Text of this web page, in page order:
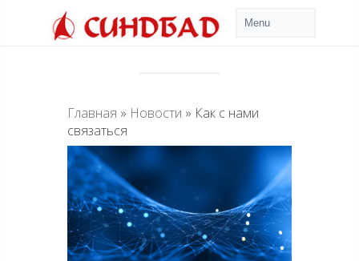
Главная » Новости » Как с нами
связаться